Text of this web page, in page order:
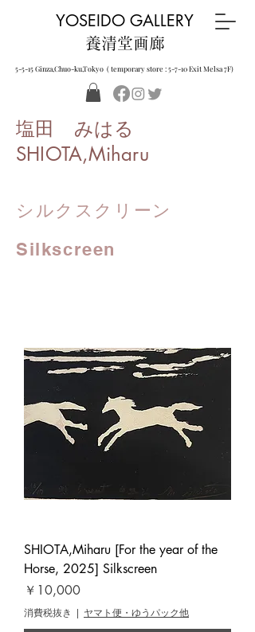
YOSEIDO GALLERY
養清堂画廊
5-5-15 Ginza,Chuo-ku,Tokyo ( temporary store : 5-7-10 Exit Melsa 7F)
塩田 みはる
SHIOTA,Miharu
シルクスクリーン
Silkscreen
SHIOTA,Miharu [For the year of the
Horse, 2025] Silkscreen
価格
￥10,000
消費税抜き | ヤマト便・ゆうパック他